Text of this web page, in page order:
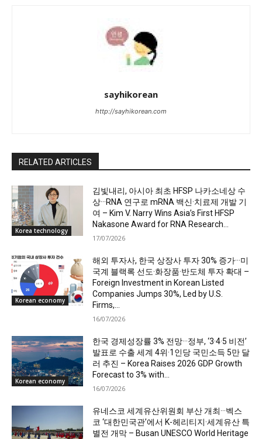
sayhikorean
http://sayhikorean.com
RELATED ARTICLES
Korea technology
김빛내리, 아시아 최초 HFSP 나카소네상 수
상···RNA 연구로 mRNA 백신·치료제 개발 기
여 – Kim V. Narry Wins Asia’s First HFSP
Nakasone Award for RNA Research...
17/07/2026
Korean economy
해외 투자사, 한국 상장사 투자 30% 증가···미
국계 블랙록 선도·화장품·반도체 투자 확대 –
Foreign Investment in Korean Listed
Companies Jumps 30%, Led by U.S.
Firms,...
16/07/2026
Korean economy
한국 경제성장률 3% 전망···정부, ‘3·4·5 비전’
발표로 수출 세계 4위·1인당 국민소득 5만 달
러 추진 – Korea Raises 2026 GDP Growth
Forecast to 3% with...
16/07/2026
유네스코 세계유산위원회 부산 개최···벡스
코 ‘대한민국관’에서 K-헤리티지·세계유산 특
별전 개막 – Busan UNESCO World Heritage